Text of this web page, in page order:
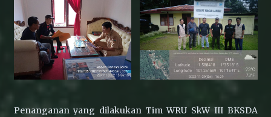
Penanganan yang dilakukan Tim WRU SkW III BKSDA